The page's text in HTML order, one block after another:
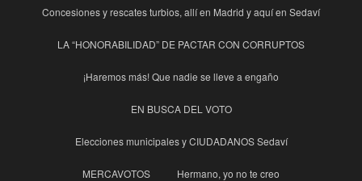
Concesiones y rescates turbios, allí en Madrid y aquí en Sedaví
LA “HONORABILIDAD” DE PACTAR CON CORRUPTOS
¡Haremos más! Que nadie se lleve a engaño
EN BUSCA DEL VOTO
Elecciones municipales y CIUDADANOS Sedaví
MERCAVOTOS Hermano, yo no te creo